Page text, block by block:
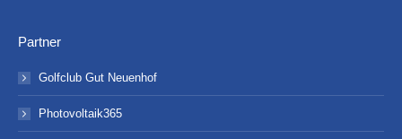
Partner
Golfclub Gut Neuenhof
Photovoltaik365